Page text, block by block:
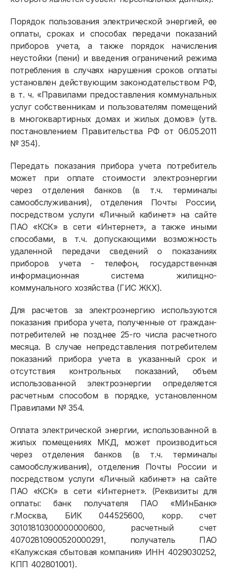
Порядок пользования электрической энергией, ее
оплаты, сроках и способах передачи показаний
приборов учета, а также порядок начисления
неустойки (пени) и введения ограничений режима
потребления в случаях нарушения сроков оплаты
установлен действующим законодательством РФ,
в т. ч. «Правилами предоставления коммунальных
услуг собственникам и пользователям помещений
в многоквартирных домах и жилых домов» (утв.
постановлением Правительства РФ от 06.05.2011
№ 354).
Передать показания прибора учета потребитель
может при оплате стоимости электроэнергии
через отделения банков (в т.ч. терминалы
самообслуживания), отделения Почты России,
посредством услуги «Личный кабинет» на сайте
ПАО «КСК» в сети «Интернет», а также иными
способами, в т.ч. допускающими возможность
удаленной передачи сведений о показаниях
приборов учета - телефон, государственная
информационная система жилищно-
коммунального хозяйства (ГИС ЖКХ).
Для расчетов за электроэнергию используются
показания прибора учета, полученные от граждан-
потребителей не позднее 25-го числа расчетного
месяца. В случае непредставления потребителем
показаний прибора учета в указанный срок и
отсутствия контрольных показаний, объем
использованной электроэнергии определяется
расчетным способом в порядке, установленном
Правилами № 354.
Оплата электрической энергии, использованной в
жилых помещениях МКД, может производиться
через отделения банков (в т.ч. терминалы
самообслуживания), отделения Почты России и
посредством услуги «Личный кабинет» на сайте
ПАО «КСК» в сети «Интернет». (Реквизиты для
оплаты: банк получателя ПАО «МИнБанк»
г.Москва, БИК 044525600, корр. счет
30101810300000000600, расчетный счет
40702810900520000291, получатель ПАО
«Калужская сбытовая компания» ИНН 4029030252,
КПП 402801001).
Физическим лицам
Договор энергоснабжения
Расчёты и оплата
Приборы учёта и показания
Должникам
Онлайн-сервисы
Полезное